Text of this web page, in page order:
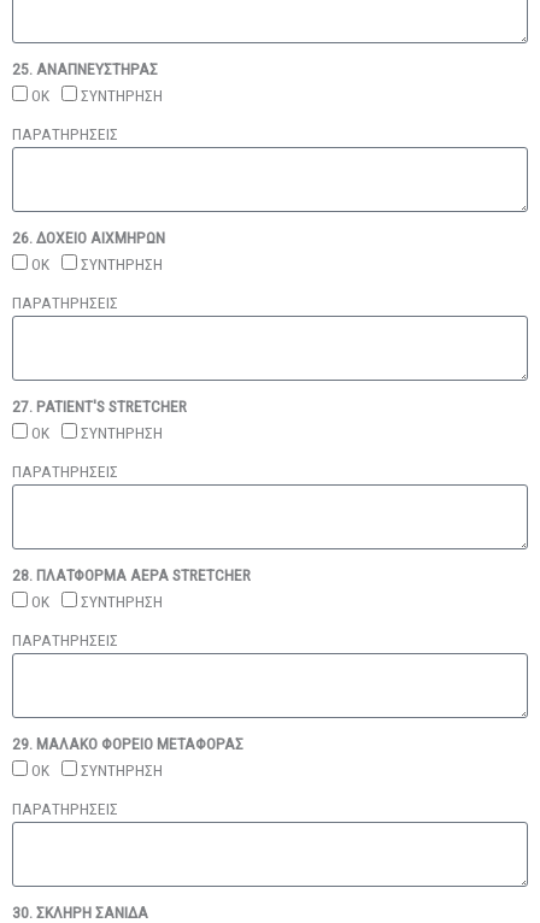
25. ΑΝΑΠΝΕΥΣΤΗΡΑΣ
ΟΚ
ΣΥΝΤΗΡΗΣΗ
ΠΑΡΑΤΗΡΗΣΕΙΣ
26. ΔΟΧΕΙΟ ΑΙΧΜΗΡΩΝ
ΟΚ
ΣΥΝΤΗΡΗΣΗ
ΠΑΡΑΤΗΡΗΣΕΙΣ
27. PATIENT'S STRETCHER
ΟΚ
ΣΥΝΤΗΡΗΣΗ
ΠΑΡΑΤΗΡΗΣΕΙΣ
28. ΠΛΑΤΦΟΡΜΑ ΑΕΡΑ STRETCHER
ΟΚ
ΣΥΝΤΗΡΗΣΗ
ΠΑΡΑΤΗΡΗΣΕΙΣ
29. ΜΑΛΑΚΟ ΦΟΡΕΙΟ ΜΕΤΑΦΟΡΑΣ
ΟΚ
ΣΥΝΤΗΡΗΣΗ
ΠΑΡΑΤΗΡΗΣΕΙΣ
30. ΣΚΛΗΡΗ ΣΑΝΙΔΑ